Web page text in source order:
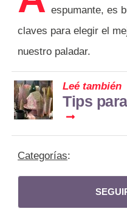
espumante, es
claves para elegir el
nuestro paladar.
Leé también
Tips
Categorías: